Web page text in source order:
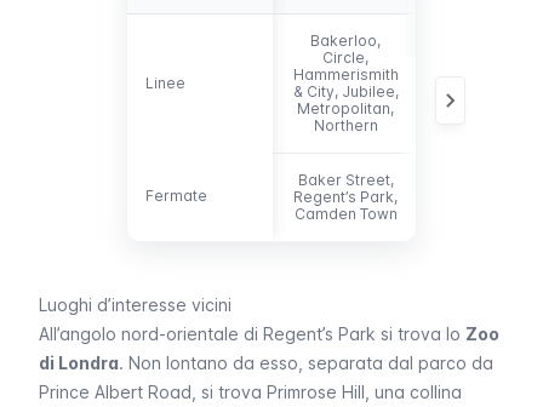
Linee
Fermate
Linee
Bakerloo,
Circle,
Hammerismith
& City, Jubilee,
Metropolitan,
Northern
Fermate
Baker Street,
Regent’s Park,
Camden Town
Luoghi d’interesse vicini
All’angolo nord-orientale di Regent’s Park si trova lo Zoo
di Londra. Non lontano da esso, separata dal parco da
Prince Albert Road , si trova Primrose Hill , una collina